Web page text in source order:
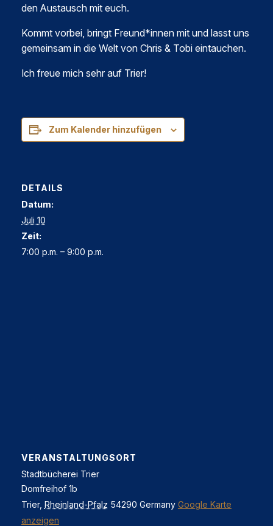
den Austausch mit euch.
Kommt vorbei, bringt Freund*innen mit und lasst uns
gemeinsam in die Welt von Chris & Tobi eintauchen.
Ich freue mich sehr auf Trier!
Zum Kalender hinzufügen
DETAILS
Datum:
Juli 10
Zeit:
7:00 p.m. – 9:00 p.m.
VERANSTALTUNGSORT
Stadtbücherei Trier
Domfreihof 1b
Trier, Rheinland-Pfalz 54290 Germany Google Karte
anzeigen